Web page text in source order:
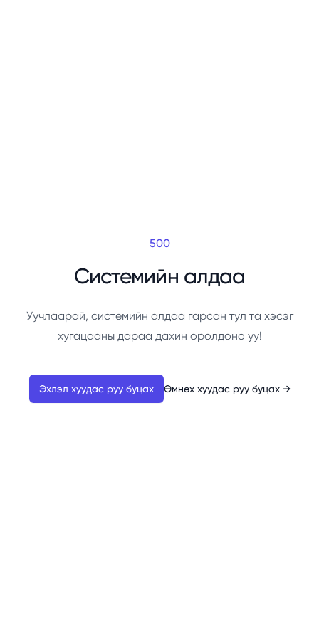
500
Системийн алдаа
Уучлаарай, системийн алдаа гарсан тул та хэсэг
хугацааны дараа дахин оролдоно уу!
Эхлэл хуудас руу буцах Өмнөх хуудас руу буцах →